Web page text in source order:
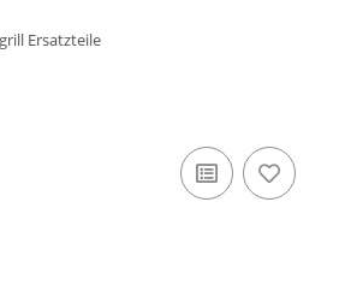
Ersatzteile